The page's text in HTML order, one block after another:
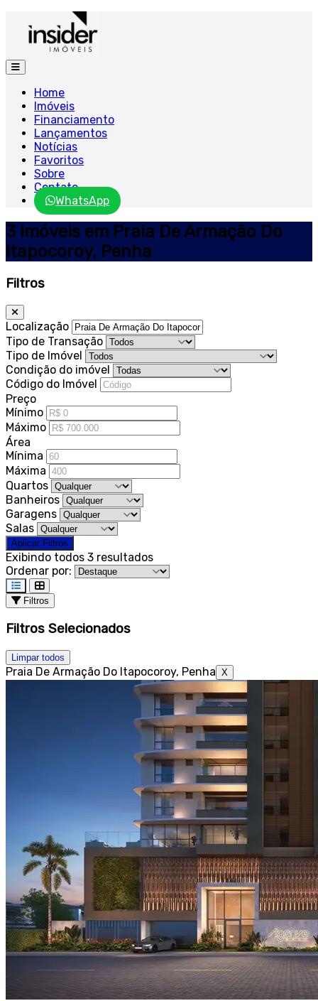
Home
Imóveis
Financiamento
Lançamentos
Notícias
Favoritos
Sobre
Contato
WhatsApp
3 Imóveis em Praia De Armação Do
Itapocoroy, Penha
Filtros
Localização
Tipo de Transação
Tipo de Imóvel
Condição do imóvel
Código do Imóvel
Preço
Mínimo
Máximo
Área
Mínima
Máxima
Quartos
Banheiros
Garagens
Salas
Aplicar Filtros
Exibindo todos 3 resultados
Ordenar por:
Filtros
Filtros Selecionados
Limpar todos
Praia De Armação Do Itapocoroy, Penha X